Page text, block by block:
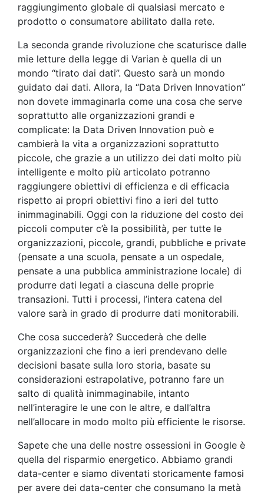
raggiungimento globale di qualsiasi mercato e
prodotto o consumatore abilitato dalla rete.
La seconda grande rivoluzione che scaturisce dalle
mie letture della legge di Varian è quella di un
mondo “tirato dai dati”. Questo sarà un mondo
guidato dai dati. Allora, la “Data Driven Innovation”
non dovete immaginarla come una cosa che serve
soprattutto alle organizzazioni grandi e
complicate: la Data Driven Innovation può e
cambierà la vita a organizzazioni soprattutto
piccole, che grazie a un utilizzo dei dati molto più
intelligente e molto più articolato potranno
raggiungere obiettivi di efficienza e di efficacia
rispetto ai propri obiettivi fino a ieri del tutto
inimmaginabili. Oggi con la riduzione del costo dei
piccoli computer c’è la possibilità, per tutte le
organizzazioni, piccole, grandi, pubbliche e private
(pensate a una scuola, pensate a un ospedale,
pensate a una pubblica amministrazione locale) di
produrre dati legati a ciascuna delle proprie
transazioni. Tutti i processi, l’intera catena del
valore sarà in grado di produrre dati monitorabili.
Che cosa succederà? Succederà che delle
organizzazioni che fino a ieri prendevano delle
decisioni basate sulla loro storia, basate su
considerazioni estrapolative, potranno fare un
salto di qualità inimmaginabile, intanto
nell’interagire le une con le altre, e dall’altra
nell’allocare in modo molto più efficiente le risorse.
Sapete che una delle nostre ossessioni in Google è
quella del risparmio energetico. Abbiamo grandi
data-center e siamo diventati storicamente famosi
per avere dei data-center che consumano la metà